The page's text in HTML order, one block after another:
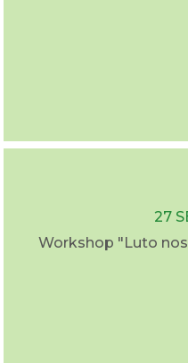
27
Workshop "Luto